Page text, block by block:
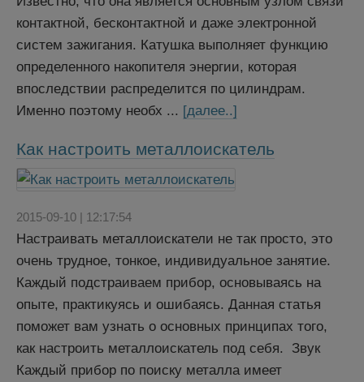
контактной, бесконтактной и даже электронной
систем зажигания. Катушка выполняет функцию
определенного накопителя энергии, которая
впоследствии распределится по цилиндрам.
Именно поэтому необх ... [далее..]
Как настроить металлоискатель
2015-09-10 | 12:17:54
Настраивать металлоискатели не так просто, это
очень трудное, тонкое, индивидуальное занятие.
Каждый подстраиваем прибор, основываясь на
опыте, практикуясь и ошибаясь. Данная статья
поможет вам узнать о основных принципах того,
как настроить металлоискатель под себя. Звук
Каждый прибор по поиску металла имеет